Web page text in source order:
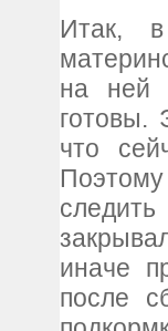
Итак,
на ней
готовы.
что
иначе
после